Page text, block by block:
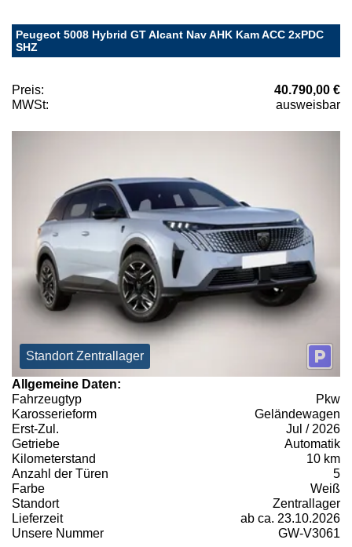
Peugeot 5008 Hybrid GT Alcant Nav AHK Kam ACC 2xPDC
SHZ
Preis:
40.790,00 €
MWSt:
ausweisbar
Standort Zentrallager
Allgemeine Daten:
Fahrzeugtyp
Pkw
Karosserieform
Geländewagen
Erst-Zul.
Jul / 2026
Getriebe
Automatik
Kilometerstand
10 km
Anzahl der Türen
5
Farbe
Weiß
Standort
Zentrallager
Lieferzeit
ab ca. 23.10.2026
Unsere Nummer
GW-V3061